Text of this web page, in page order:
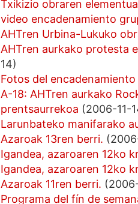
Txikizio obraren
video encadenamiento
AHTren Urbina-Lukuko
AHTren aurkako protesta
14)
Fotos del encadenamiento
A-18: AHTren aurkako
prentsaurrekoa (2006-11-
Larunbateko manifarako
Azaroak 13ren berri.
Igandea, azaroaren 12ko
Igandea, azaroaren 12ko
Azaroak 11ren berri.
Programa del fín de